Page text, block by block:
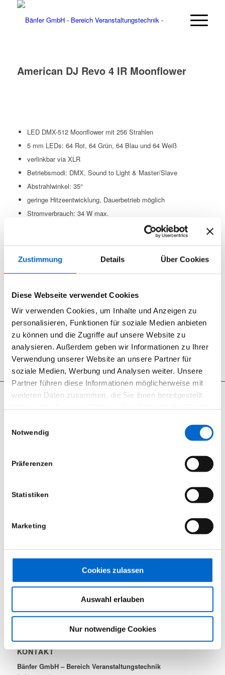
Zustimmung Details Über Cookies
Diese Webseite verwendet Cookies
Wir verwenden Cookies, um Inhalte und Anzeigen zu
personalisieren, Funktionen für soziale Medien anbieten
zu können und die Zugriffe auf unsere Website zu
analysieren. Außerdem geben wir Informationen zu Ihrer
Verwendung unserer Website an unsere Partner für
soziale Medien, Werbung und Analysen weiter. Unsere
Partner führen diese Informationen möglicherweise mit
weiteren Daten zusammen, die Sie ihnen bereitgestellt
Notwendig
Präferenzen
Statistiken
Marketing
Cookies zulassen
Auswahl erlauben
Nur notwendige Cookies
American DJ Revo 4 IR Moonflower
LED DMX-512 Moonflower mit 256 Strahlen
5 mm LEDs: 64 Rot, 64 Grün, 64 Blau und 64 Weiß
verlinkbar via XLR
Betriebsmodi: DMX, Sound to Light & Master/Slave
Abstrahlwinkel: 35°
geringe Hitzeentwicklung, Dauerbetrieb möglich
Stromverbrauch: 34 W max.
Long Life LEDs – bis zu 50.000 Stunden
kompatibel mit UC-IR-Fernbedienung von ADJ (separat
IEC AC IN/OUT auf der Rückseite für ein
Zusammenschließen der Geräte in Serie (bis zu 12 Geräte bei
Lichttechnik
Zurück zur Übersicht
Seit 2012 sind wir begeisterter RCF User.
Montag bis Freitag
Mietpark (geschützter Bereich)
KONTAKT
Bänfer GmbH – Bereich Veranstaltungstechnik